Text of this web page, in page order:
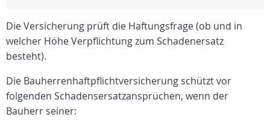
Die Versicherung prüft die Haftungsfrage (ob und in
welcher Höhe Verpflichtung zum Schadenersatz
besteht).
Die Bauherrenhaftpflichtversicherung schützt vor
folgenden Schadensersatzansprüchen, wenn der
Bauherr seiner: